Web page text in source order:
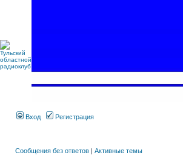
Вход Регистрация
Сообщения без ответов | Активные темы